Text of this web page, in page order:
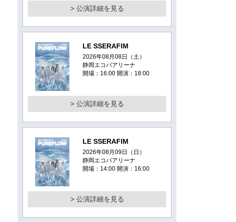
> 公演詳細を見る
LE SSERAFIM
2026年08月08日（土）
静岡エコパアリーナ
開場：16:00 開演：18:00
> 公演詳細を見る
LE SSERAFIM
2026年08月09日（日）
静岡エコパアリーナ
開場：14:00 開演：16:00
> 公演詳細を見る